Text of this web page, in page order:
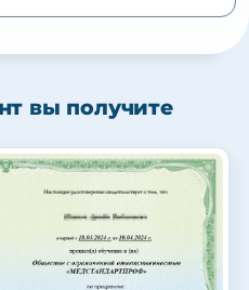
вы получите